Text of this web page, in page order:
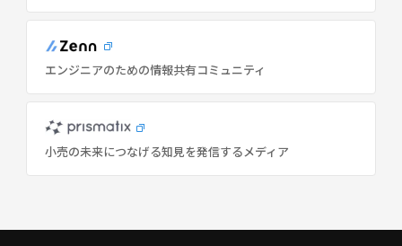
エンジニアのための情報共有コミュニティ
小売の未来につなげる知見を発信するメディア